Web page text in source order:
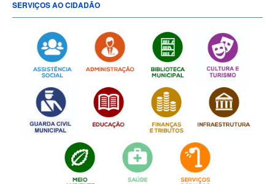
SERVIÇOS AO CIDADÃO